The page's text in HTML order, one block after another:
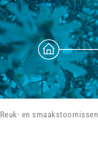
Reuk- en smaakstoornissen